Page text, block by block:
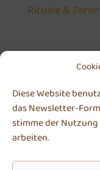
Diese Website
das Newsletter-
stimme der
arbeiten.
Rituale &
Michaela
An der Turnhalle
Kontakt |
Telefon:0170